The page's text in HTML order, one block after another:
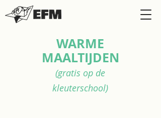
WARME
MAALTIJDEN
(gratis op de
kleuterschool)